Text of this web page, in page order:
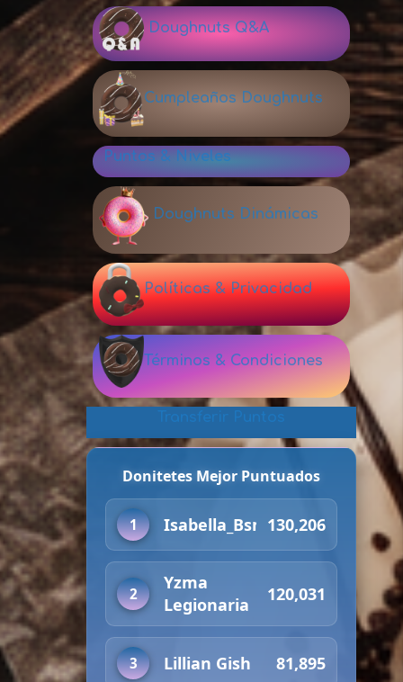
Doughnuts Q&A
Cumpleaños Doughnuts
Puntos & Niveles
Doughnuts Dinámicas
Políticas & Privacidad
Términos & Condiciones
Transferir Puntos
Donitetes Mejor Puntuados
1 Isabella_Bsmr130,206
2
Yzma
Legionaria
120,031
3 Lillian Gish 81,895